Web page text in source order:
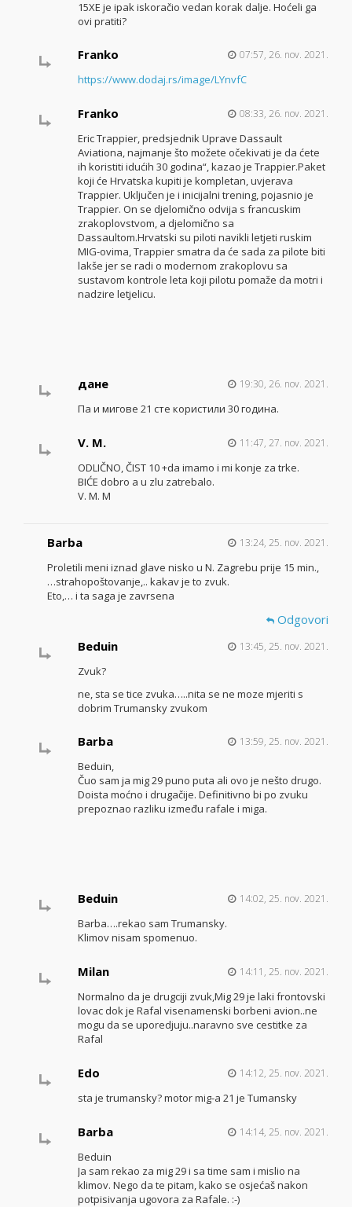
15XE je ipak iskoračio vedan korak dalje. Hoćeli ga
ovi pratiti?
Franko 07:57, 26. nov. 2021.
https://www.dodaj.rs/image/LYnvfC
Franko 08:33, 26. nov. 2021.
Eric Trappier, predsjednik Uprave Dassault
Aviationa, najmanje što možete očekivati je da ćete
ih koristiti idućih 30 godina“, kazao je Trappier.Paket
koji će Hrvatska kupiti je kompletan, uvjerava
Trappier. Uključen je i inicijalni trening, pojasnio je
Trappier. On se djelomično odvija s francuskim
zrakoplovstvom, a djelomično sa
Dassaultom.Hrvatski su piloti navikli letjeti ruskim
MIG-ovima, Trappier smatra da će sada za pilote biti
lakše jer se radi o modernom zrakoplovu sa
sustavom kontrole leta koji pilotu pomaže da motri i
nadzire letjelicu.
дане 19:30, 26. nov. 2021.
Па и мигове 21 сте користили 30 година.
V. M. 11:47, 27. nov. 2021.
ODLIČNO, ČIST 10 +da imamo i mi konje za trke.
BIĆE dobro a u zlu zatrebalo.
V. M. M
Barba 13:24, 25. nov. 2021.
Proletili meni iznad glave nisko u N. Zagrebu prije 15 min.,
…strahopoštovanje,.. kakav je to zvuk.
Eto,… i ta saga je zavrsena
Odgovori
Beduin
13:45, 25. nov. 2021.
Zvuk?
ne, sta se tice zvuka…..nita se ne moze mjeriti s
dobrim Trumansky zvukom
Barba 13:59, 25. nov. 2021.
Beduin,
Čuo sam ja mig 29 puno puta ali ovo je nešto drugo.
Doista moćno i drugačije. Definitivno bi po zvuku
prepoznao razliku između rafale i miga.
Beduin 14:02, 25. nov. 2021.
Barba….rekao sam Trumansky.
Klimov nisam spomenuo.
Milan 14:11, 25. nov. 2021.
Normalno da je drugciji zvuk,Mig 29 je laki frontovski
lovac dok je Rafal visenamenski borbeni avion..ne
mogu da se uporedjuju..naravno sve cestitke za
Rafal
Edo 14:12, 25. nov. 2021.
sta je trumansky? motor mig-a 21 je Tumansky
Barba 14:14, 25. nov. 2021.
Beduin
Ja sam rekao za mig 29 i sa time sam i mislio na
klimov. Nego da te pitam, kako se osjećaš nakon
potpisivanja ugovora za Rafale. :-)